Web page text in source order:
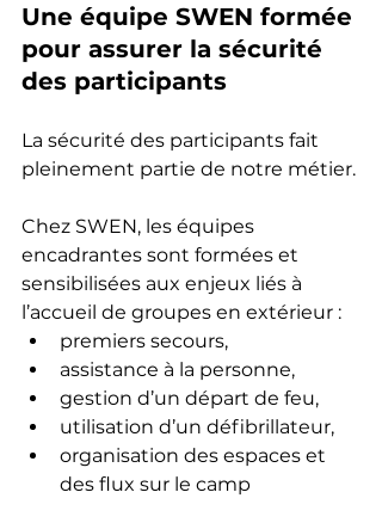
Une équipe SWEN formée
pour assurer la sécurité
des participants
La sécurité des participants fait
pleinement partie de notre métier.
Chez SWEN, les équipes
encadrantes sont formées et
sensibilisées aux enjeux liés à
l’accueil de groupes en extérieur :
premiers secours,
assistance à la personne,
gestion d’un départ de feu,
utilisation d’un défibrillateur,
organisation des espaces et
des flux sur le camp